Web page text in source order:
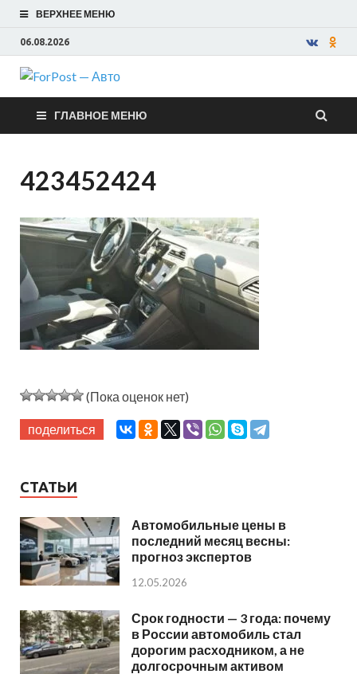
ВЕРХНЕЕ МЕНЮ
06.08.2026
ForPost —
Авто
ГЛАВНОЕ МЕНЮ
423452424
(Пока оценок нет)
поделиться
СТАТЬИ
Автомобильные цены в
последний месяц весны:
прогноз экспертов
12.05.2026
Срок годности — 3 года: почему
в России автомобиль стал
дорогим расходником, а не
долгосрочным активом